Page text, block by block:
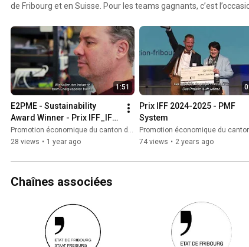
de Fribourg et en Suisse. Pour les teams gagnants, c’est
Unternehmen zu Anerkennung und Bekanntheit im Kanton
Gewinnerteams sehen sich in ihrer Arbeit bestätigt und
Anstrengungen belohnt.
1:51
E2PME - Sustainability
Award Winner - Prix IFF_IFF
Preis 2024-2025 [FR] [st_Ut
DE]
Promotion économique du canton de Fribourg
28 views • 1 year ago
Prix IFF 2024-2025 - PMF
System
Promotion économique du canton de
74 views • 2 years ago
Chaînes associées